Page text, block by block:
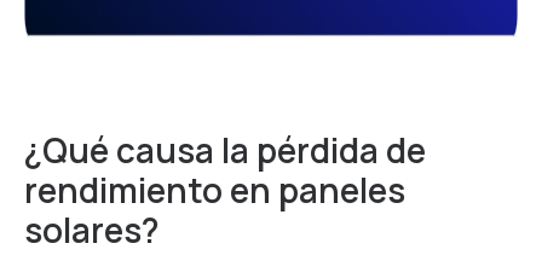
¿Qué causa la pérdida de
rendimiento en paneles
solares?